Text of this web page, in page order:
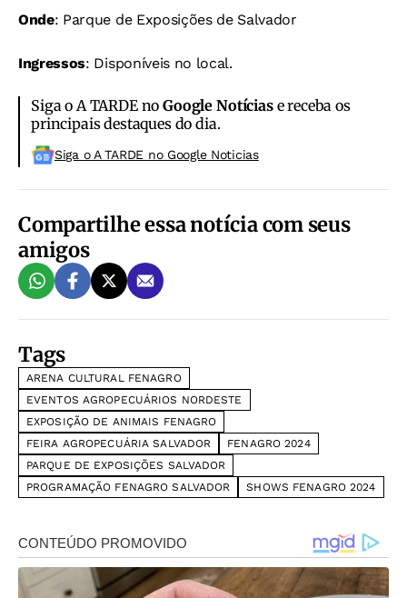
Onde: Parque de Exposições de Salvador
Ingressos: Disponíveis no local.
Siga o A TARDE noGoogle Notíciase receba os
principais destaques do dia.
Siga o A TARDE no Google Noticias
Compartilhe essa notícia com seus
amigos
Tags
ARENA CULTURAL FENAGRO
EVENTOS AGROPECUÁRIOS NORDESTE
EXPOSIÇÃO DE ANIMAIS FENAGRO
FEIRA AGROPECUÁRIA SALVADOR
FENAGRO 2024
PARQUE DE EXPOSIÇÕES SALVADOR
PROGRAMAÇÃO FENAGRO SALVADOR
SHOWS FENAGRO 2024